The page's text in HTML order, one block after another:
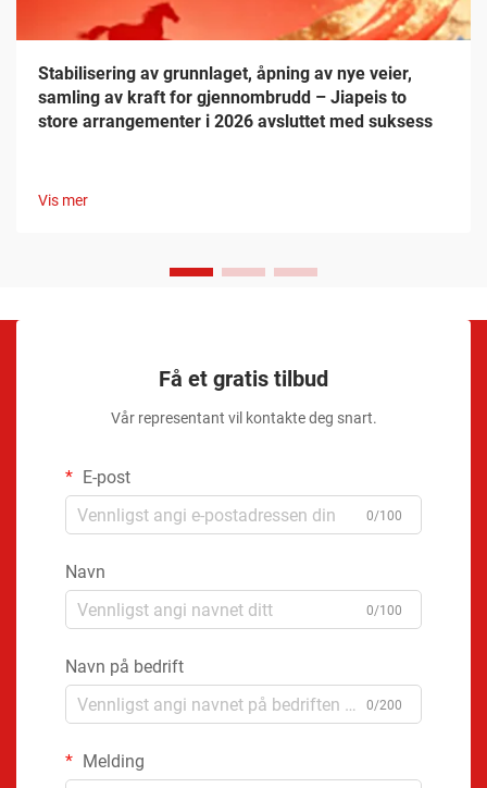
Stabilisering av grunnlaget, åpning av nye veier,
samling av kraft for gjennombrudd – Jiapeis to
store arrangementer i 2026 avsluttet med suksess
Vis mer
Få et gratis tilbud
Vår representant vil kontakte deg snart.
E-post
0/100
Navn
0/100
Navn på bedrift
0/200
Melding